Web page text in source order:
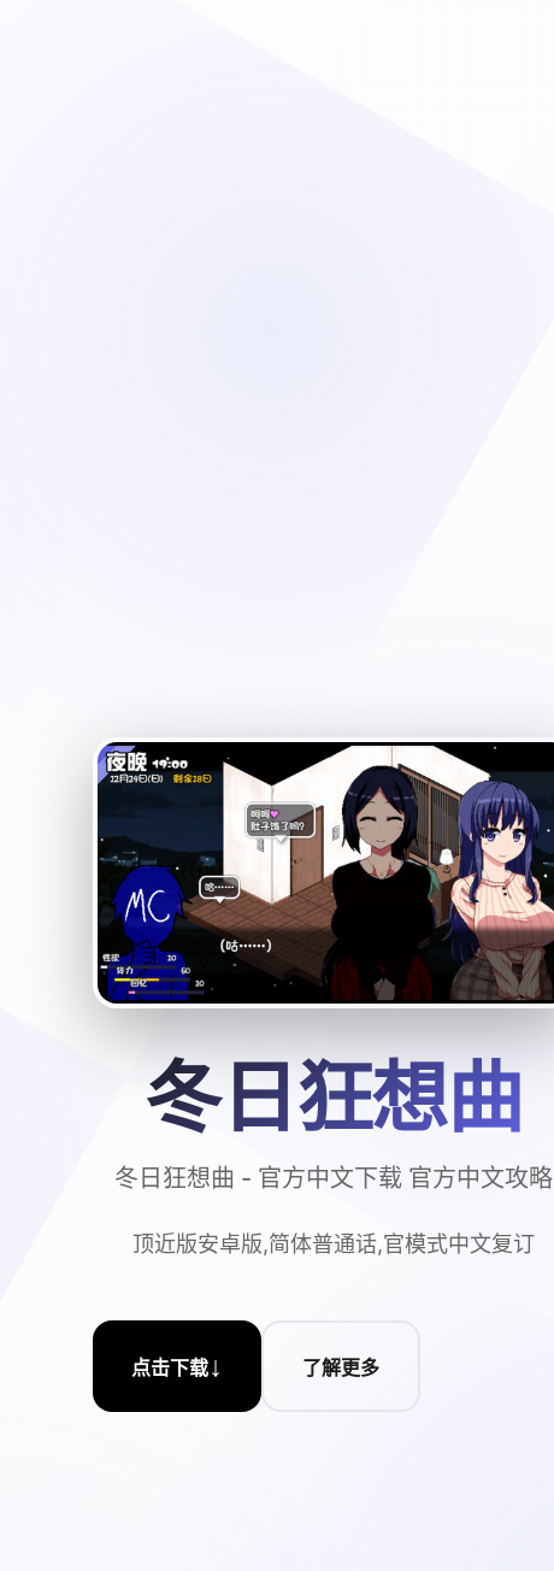
冬日狂想曲
冬日狂想曲 - 官方中文下载 官方中文攻略
顶近版安卓版,简体普通话,官模式中文复订
点击下载↓ 了解更多